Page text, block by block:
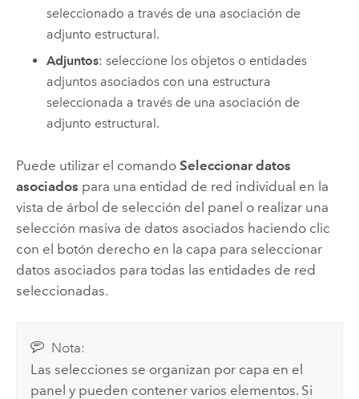
seleccionado a través de una asociación de
adjunto estructural.
Adjuntos: seleccione los objetos o entidades
adjuntos asociados con una estructura
seleccionada a través de una asociación de
adjunto estructural.
Puede utilizar el comando Seleccionar datos
asociados para una entidad de red individual en la
vista de árbol de selección del panel o realizar una
selección masiva de datos asociados haciendo clic
con el botón derecho en la capa para seleccionar
datos asociados para todas las entidades de red
seleccionadas.
Nota:
Las selecciones se organizan por capa en el
panel y pueden contener varios elementos. Si